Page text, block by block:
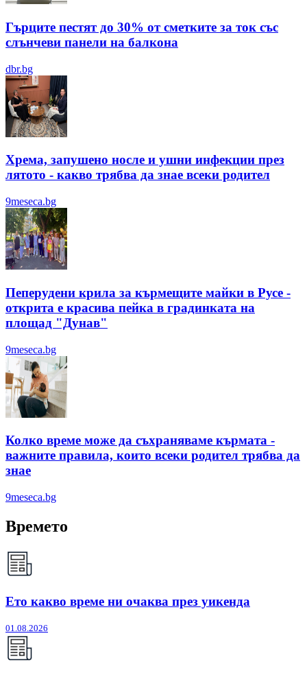
Гърците пестят до 30% от сметките за ток със
слънчеви панели на балкона
dbr.bg
Хрема, запушено носле и ушни инфекции през
лятотo - какво трябва да знае всеки родител
9meseca.bg
Пеперудени крила за кърмещите майки в Русе -
открита е красива пейка в градинката на
площад "Дунав"
9meseca.bg
Колко време може да съхраняваме кърмата -
важните правила, които всеки родител трябва да
знае
9meseca.bg
Времето
Ето какво време ни очаква през уикенда
01.08.2026